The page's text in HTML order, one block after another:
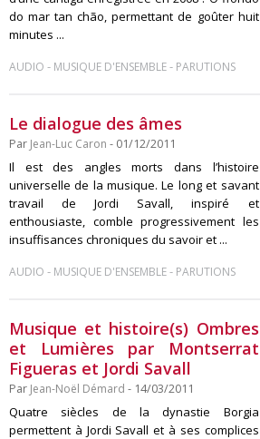
do mar tan chão, permettant de goûter huit
minutes ...
AUDIO - MUSIQUE D'ENSEMBLE- PARUTIONS
Le dialogue des âmes
Par Jean-Luc Caron - 01/12/2011
Il est des angles morts dans l’histoire
universelle de la musique. Le long et savant
travail de Jordi Savall, inspiré et
enthousiaste, comble progressivement les
insuffisances chroniques du savoir et ...
AUDIO - MUSIQUE D'ENSEMBLE- PARUTIONS
Musique et histoire(s) Ombres
et Lumières par Montserrat
Figueras et Jordi Savall
Par Jean-Noël Démard - 14/03/2011
Quatre siècles de la dynastie Borgia
permettent à Jordi Savall et à ses complices